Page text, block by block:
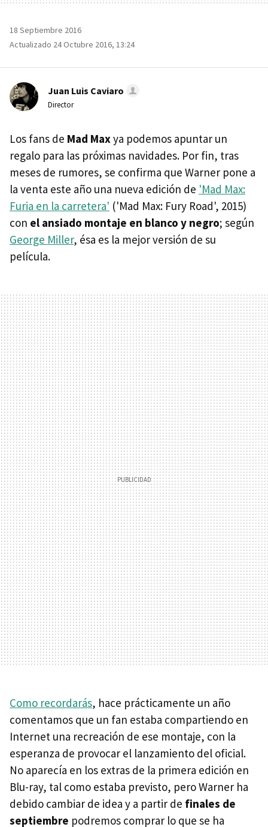
18 Septiembre 2016
Actualizado 24 Octubre 2016, 13:24
Juan Luis Caviaro
Director
Los fans de Mad Maxya podemos apuntar un
regalo para las próximas navidades. Por fin, tras
meses de rumores, se confirma que Warner pone a
la venta este año una nueva edición de 'Mad Max:
Furia en la carretera' ('Mad Max: Fury Road', 2015)
con el ansiado montaje en blanco y negro; según
George Miller, ésa es la mejor versión de su
película.
Como recordarás, hace prácticamente un año
comentamos que un fan estaba compartiendo en
Internet una recreación de ese montaje, con la
esperanza de provocar el lanzamiento del oficial.
No aparecía en los extras de la primera edición en
Blu-ray, tal como estaba previsto, pero Warner ha
debido cambiar de idea y a partir de finales de
septiembre podremos comprar lo que se ha